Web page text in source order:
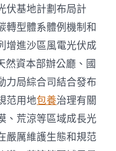
伏基地計劃布局計
轉型體系體例機制和
增進沙區風電光伏成
然資本部辦公廳、國
力局綜合司結合發布
范用地包養治理有關
、荒涼等區域成長光
嚴厲維護生態和規范